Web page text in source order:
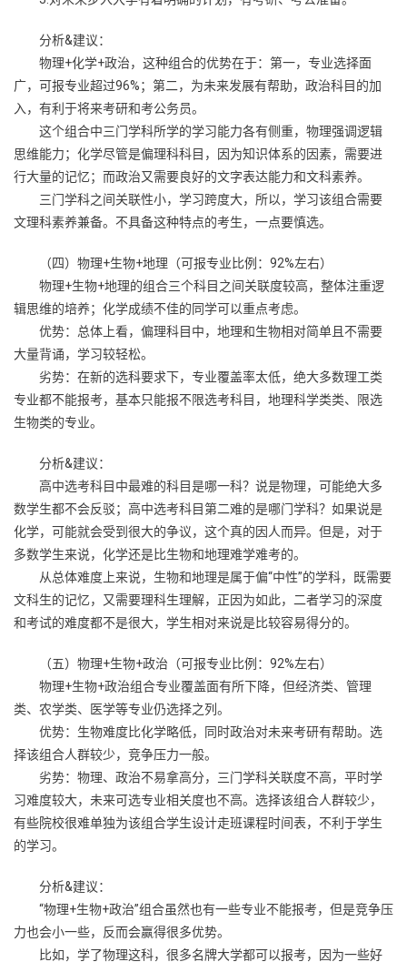
分析&建议：
物理+化学+政治，这种组合的优势在于：第一，专业选择面
广，可报专业超过96%；第二，为未来发展有帮助，政治科目的加
入，有利于将来考研和考公务员。
这个组合中三门学科所学的学习能力各有侧重，物理强调逻辑
思维能力；化学尽管是偏理科科目，因为知识体系的因素，需要进
行大量的记忆；而政治又需要良好的文字表达能力和文科素养。
三门学科之间关联性小，学习跨度大，所以，学习该组合需要
文理科素养兼备。不具备这种特点的考生，一点要慎选。
（四）物理+生物+地理（可报专业比例：92%左右）
物理+生物+地理的组合三个科目之间关联度较高，整体注重逻
辑思维的培养；化学成绩不佳的同学可以重点考虑。
优势：总体上看，偏理科目中，地理和生物相对简单且不需要
大量背诵，学习较轻松。
劣势：在新的选科要求下，专业覆盖率太低，绝大多数理工类
专业都不能报考，基本只能报不限选考科目，地理科学类类、限选
生物类的专业。
分析&建议：
高中选考科目中最难的科目是哪一科？说是物理，可能绝大多
数学生都不会反驳；高中选考科目第二难的是哪门学科？如果说是
化学，可能就会受到很大的争议，这个真的因人而异。但是，对于
多数学生来说，化学还是比生物和地理难学难考的。
从总体难度上来说，生物和地理是属于偏“中性”的学科，既需要
文科生的记忆，又需要理科生理解，正因为如此，二者学习的深度
和考试的难度都不是很大，学生相对来说是比较容易得分的。
（五）物理+生物+政治（可报专业比例：92%左右）
物理+生物+政治组合专业覆盖面有所下降，但经济类、管理
类、农学类、医学等专业仍选择之列。
优势：生物难度比化学略低，同时政治对未来考研有帮助。选
择该组合人群较少，竞争压力一般。
劣势：物理、政治不易拿高分，三门学科关联度不高，平时学
习难度较大，未来可选专业相关度也不高。选择该组合人群较少，
有些院校很难单独为该组合学生设计走班课程时间表，不利于学生
的学习。
分析&建议：
“物理+生物+政治”组合虽然也有一些专业不能报考，但是竞争压
力也会小一些，反而会赢得很多优势。
比如，学了物理这科，很多名牌大学都可以报考，因为一些好